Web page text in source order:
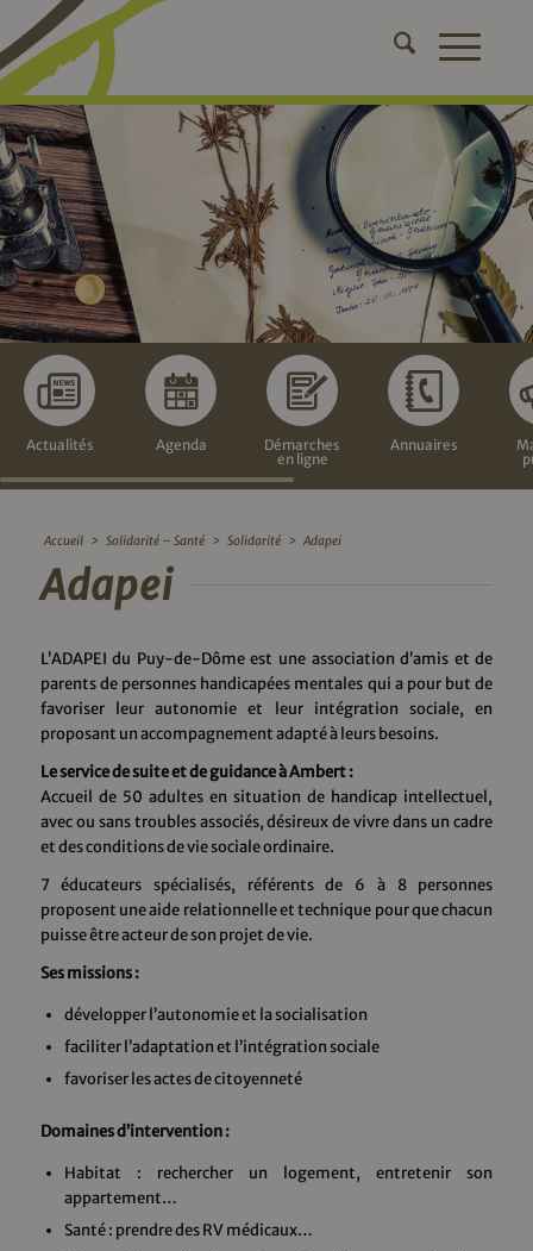
Actualités Agenda
Démarches
en ligne
Annuaires
Accueil > Solidarité – Santé > Solidarité > Adapei
Adapei
L’ADAPEI du Puy-de-Dôme est une association d’amis et de
parents de personnes handicapées mentales qui a pour but de
favoriser leur autonomie et leur intégration sociale, en
proposant un accompagnement adapté à leurs besoins.
Le service de suite et de guidance à Ambert :
Accueil de 50 adultes en situation de handicap intellectuel,
avec ou sans troubles associés, désireux de vivre dans un cadre
et des conditions de vie sociale ordinaire.
7 éducateurs spécialisés, référents de 6 à 8 personnes
proposent une aide relationnelle et technique pour que chacun
puisse être acteur de son projet de vie.
Ses missions :
développer l’autonomie et la socialisation
faciliter l’adaptation et l’intégration sociale
favoriser les actes de citoyenneté
Domaines d’intervention :
Habitat : rechercher un logement, entretenir son
appartement…
Santé : prendre des RV médicaux…